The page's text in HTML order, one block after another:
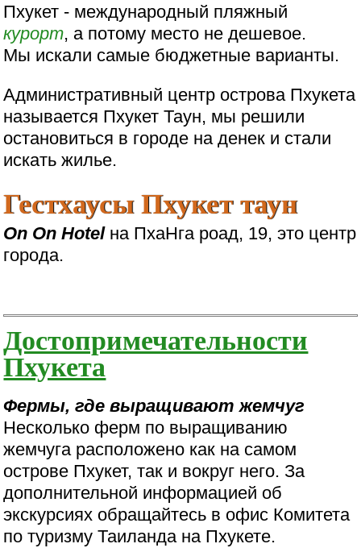
Пхукет - международный пляжный
курорт, а потому место не дешевое.
Мы искали самые бюджетные варианты.
Административный центр острова Пхукета
называется Пхукет Таун, мы решили
остановиться в городе на денек и стали
искать жилье.
Гестхаусы Пхукет таун
On On Hotel на ПхаНга роад, 19, это центр
города.
Достопримечательности
Пхукета
Фермы, где выращивают жемчуг
Несколько ферм по выращиванию
жемчуга расположено как на самом
острове Пхукет, так и вокруг него. За
дополнительной информацией об
экскурсиях обращайтесь в офис Комитета
по туризму Таиланда на Пхукете.